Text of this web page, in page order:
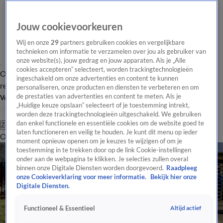
Overzicht Laatste nieuws Regionieuws Het beste van Hart
Tip de
redactie
Volg Hart van Nederland
Zoeken
OverzichtRegioUitzendingenWeerTip de redactiePanelVideo's
Jouw cookievoorkeuren
Wij en onze29 partners gebruiken cookies en vergelijkbare
technieken om informatie te verzamelen over jou als gebruiker van
onze website(s), jouw gedrag en jouw apparaten. Als je „Alle
cookies accepteren” selecteert, worden trackingtechnologieën
ingeschakeld om onze advertenties en content te kunnen
personaliseren, onze producten en diensten te verbeteren en om
de prestaties van advertenties en content te meten. Als je
„Huidige keuze opslaan” selecteert of je toestemming intrekt,
worden deze trackingtechnologieën uitgeschakeld. We gebruiken
dan enkel functionele en essentiële cookies om de website goed te
laten functioneren en veilig te houden. Je kunt dit menu op ieder
moment opnieuw openen om je keuzes te wijzigen of om je
toestemming in te trekken door op de link Cookie-instellingen
onder aan de webpagina te klikken. Je selecties zullen overal
binnen onze Digitale Diensten worden doorgevoerd. Raadpleeg
onze Cookieverklaring voor meer informatie.
Bekijk hier onze
Digitale Diensten.
Functioneel & Essentieel Altijd actief